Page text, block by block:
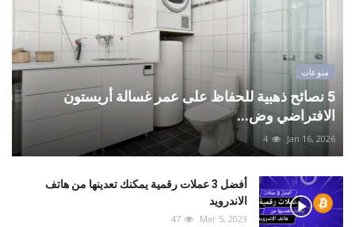
منوعات
5 نصائح ذهبية للحفاظ على عمر غسالة أريستون
الافتراضي وض...
Jan 16, 2026
4
أفضل 3 عملات رقمية يمكنك تعدينها من هاتف
الاندرويد
Mar 5, 2023
47